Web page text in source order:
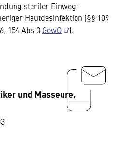
steriler Einweg-
Hautdesinfektion (§§ 109
154 Abs 3 GewO ).
und Masseure,